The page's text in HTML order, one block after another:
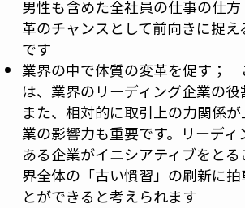
男性も含めた全社員の仕事の仕
革のチャンスとして前向きに捉
です
業界の中で体質の変革を促す；
は、業界のリーディング企業の役
また、相対的に取引上の力関係
業の影響力も重要です。リーディ
ある企業がイニシアティブをと
界全体の「古い慣習」の刷新に
とができると考えられます